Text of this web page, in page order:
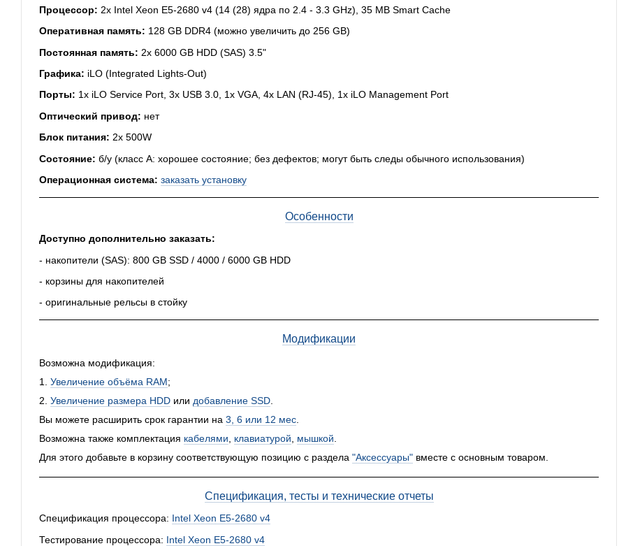
Процессор: 2x Intel Xeon E5-2680 v4 (14 (28) ядра по 2.4 - 3.3 GHz), 35 MB Smart Cache
Оперативная память: 128 GB DDR4 (можно увеличить до 256 GB)
Постоянная память: 2x 6000 GB HDD (SAS) 3.5"
Графика: iLO (Integrated Lights-Out)
Порты: 1x iLO Service Port, 3x USB 3.0, 1x VGA, 4x LAN (RJ-45), 1x iLO Management Port
Оптический привод: нет
Блок питания: 2x 500W
Состояние: б/у (класс А: хорошее состояние; без дефектов; могут быть следы обычного использования)
Операционная система: заказать установку
Особенности
Доступно дополнительно заказать:
- накопители (SAS): 800 GB SSD / 4000 / 6000 GB HDD
- корзины для накопителей
- оригинальные рельсы в стойку
Модификации
Возможна модификация:
1. Увеличение объёма RAM;
2. Увеличение размера HDD или добавление SSD
Вы можете расширить срок гарантии на 3, 6 или 12 мес
Возможна также комплектация кабелями клавиатурой мышкой
Для этого добавьте в корзину соответствующую позицию с раздела "Аксессуары" вместе с основным товаром.
Спецификация, тесты и технические отчеты
Спецификация процессора: Intel Xeon E5-2680 v4
Тестирование процессора: Intel Xeon E5-2680 v4